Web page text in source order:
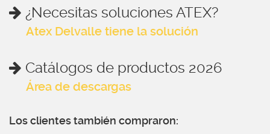
¿Necesitas soluciones ATEX?
Atex Delvalle tiene la solución
Catálogos de productos 2026
Área de descargas
Los clientes también compraron: